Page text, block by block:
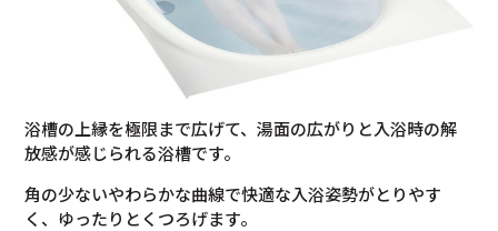
浴槽の上縁を極限まで広げて、湯面の広がりと入浴時の解
放感が感じられる浴槽です。
角の少ないやわらかな曲線で快適な入浴姿勢がとりやす
く、ゆったりとくつろげます。